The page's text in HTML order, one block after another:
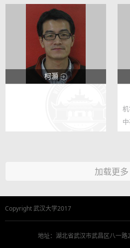
成果被广泛应用于航空机载电子
地图系统装备、全国地名地址普
查以及大型公益/商用电子地
图。参与获得J...
柯灝
加载更多
Copyright 武汉大学2017
地址：湖北省武汉市武昌区八一